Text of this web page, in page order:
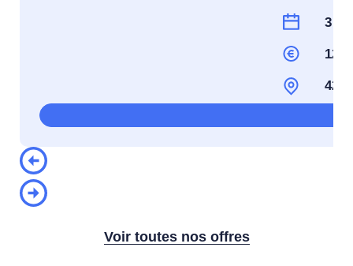
3
Voir toutes nos offres